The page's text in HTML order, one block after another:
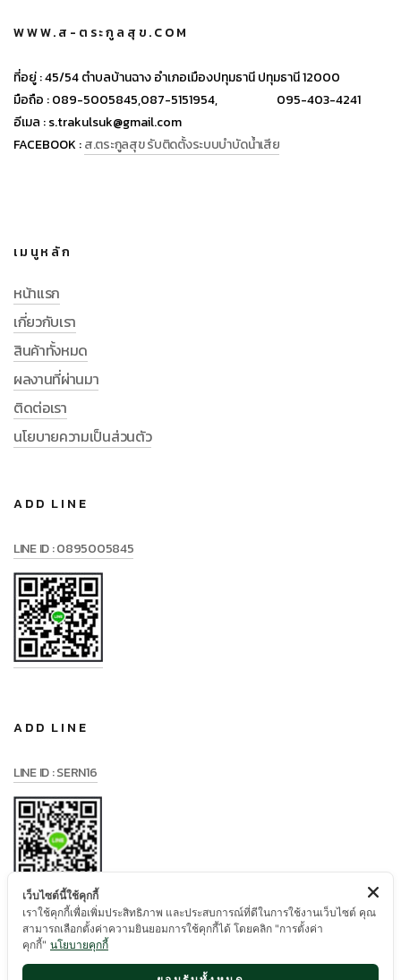
WWW.ส-ตระกูลสุข.COM
ที่อยู่ :45/54 ตำบลบ้านฉาง อำเภอเมืองปทุมธานี ปทุมธานี 12000
มือถือ :089-5005845,087-5151954, 095-403-4241
อีเมล :s.trakulsuk@gmail.com
FACEBOOK :ส.ตระกูลสุข รับติดตั้งระบบบำบัดน้ำเสีย
เมนูหลัก
หน้าแรก
เกี่ยวกับเรา
สินค้าทั้งหมด
ผลงานที่ผ่านมา
ติดต่อเรา
นโยบายความเป็นส่วนตัว
ADD LINE
LINE ID : 0895005845
ADD LINE
LINE ID : SERN16
เว็บไซต์นี้ใช้คุกกี้
เราใช้คุกกี้เพื่อเพิ่มประสิทธิภาพ และประสบการณ์ที่ดีในการใช้งานเว็บไซต์ คุณ
สามารถเลือกตั้งค่าความยินยอมการใช้คุกกี้ได้ โดยคลิก "การตั้งค่า
คุกกี้" นโยบายคุกกี้